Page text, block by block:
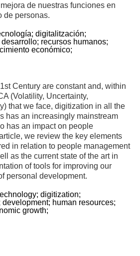
de nuestras funciones en
de personas.
digitalitzación;
desarrollo; recursos humanos;
económico;
Century are constant and, within
(Volatility, Uncertainty,
that we face, digitization in all the
has an increasingly mainstream
has an impact on people
we review the key elements
in relation to people management
as the current state of the art in
of tools for improving our
personal development.
digitization;
development; human resources;
growth;